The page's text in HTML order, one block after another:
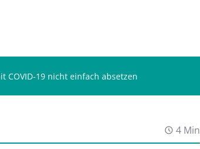
COVID-19 nicht einfach absetzen
4 Min